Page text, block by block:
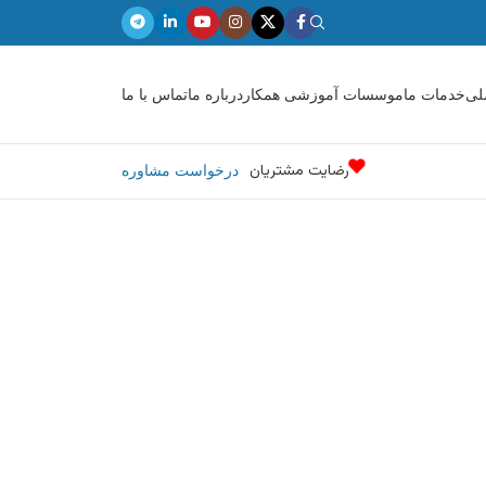
خدمات ماموسسات آموزشی همکار درباره ماتماس با ما
رضایت مشتریان درخواست مشاوره